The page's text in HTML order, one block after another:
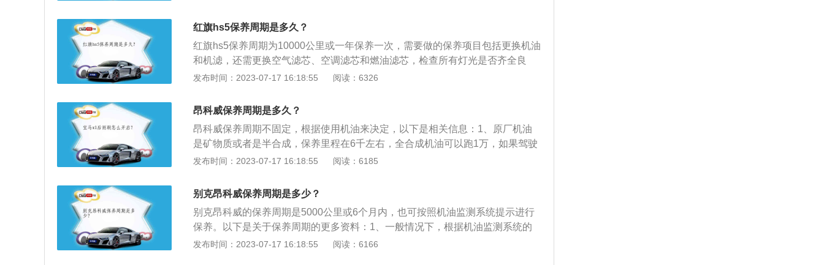
检查、清洁、补给、润滑、调整和更换某些零件的预防性工作。其作用是保持车
容整洁，技术状况正常，消除隐患，预防故障发生，减缓劣化过程，延长使用周
期。
红旗hs5保养周期是多久？
红旗hs5保养周期为10000公里或一年保养一次，需要做的保养项目包括更换机油
和机滤，还需更换空气滤芯、空调滤芯和燃油滤芯，检查所有灯光是否齐全良
好，检查刹车蹄片磨损情况，检查底盘各部位及悬挂是不是有异常渗油和松旷
一级保养项目：一级保养作业完成后，应该达到车容整洁、连接牢固、三滤畅
通、不漏油、不漏水、不漏气、不漏电。车辆一级保养润滑作业项目：检查发电
机、变速器、后桥、转向器的油平面，按规定和添润滑油，车辆各部分油嘴配备
齐全、有效。车辆一级保养检查紧固作业项目：检查转向器，横拉杆，直拉杆，
各转向臂连接紧固情况。
发布时间：2023-07-17 16:18:55 阅读：6326
昂科威保养周期是多久？
昂科威保养周期不固定，根据使用机油来决定，以下是相关信息：1、原厂机油
是矿物质或者是半合成，保养里程在6千左右，全合成机油可以跑1万，如果驾驶
习惯不正常，是要提前衰退，目前跑的最远的是Pao级别的机油，品质要比全合
一万三千公里，一年换一次即可，这样的更换方式相对经济。
发布时间：2023-07-17 16:18:55 阅读：6185
别克昂科威保养周期是多少？
别克昂科威的保养周期是5000公里或6个月内，也可按照机油监测系统提示进行
保养。以下是关于保养周期的更多资料：1、一般情况下，根据机油监测系统的
保养间隔为1万公里，每2年或3万公里更换汽油滤清器和刹车油。2、每2万公里
发布时间：2023-07-17 16:18:55 阅读：6166